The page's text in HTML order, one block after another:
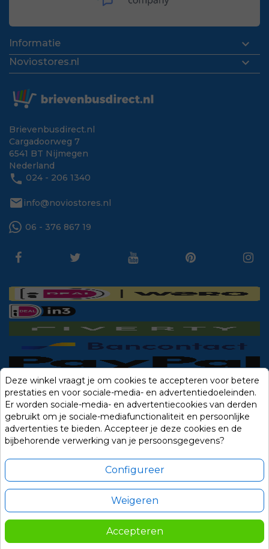
Informatie 
Noviostores.nl 
Brievenbusdirect.nl
Cargadoorweg 7
6541 BT Nijmegen
Nederland
phone 024 - 206 1340
mail info@noviostores.nl
06 - 376 867 19
Deze winkel vraagt je om cookies te accepteren voor betere
prestaties en voor sociale-media- en advertentiedoeleinden.
Er worden sociale-media- en advertentiecookies van derden
gebruikt om je sociale-mediafunctionaliteit en persoonlijke
advertenties te bieden. Accepteer je deze cookies en de
bijbehorende verwerking van je persoonsgegevens?
Configureer
Weigeren
Accepteren